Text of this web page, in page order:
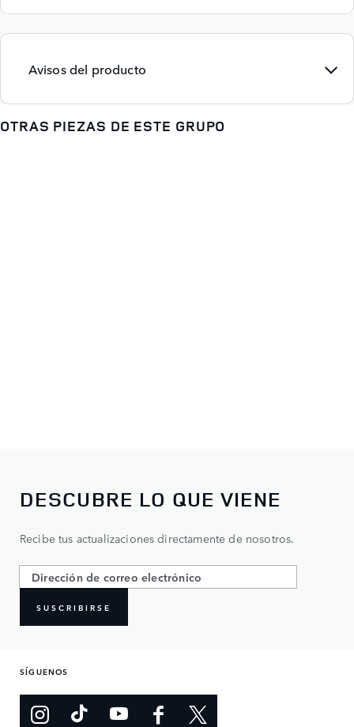
Avisos del producto
OTRAS PIEZAS DE ESTE GRUPO
DESCUBRE LO QUE VIENE
Recibe tus actualizaciones directamente de nosotros.
SUSCRIBIRSE
SÍGUENOS